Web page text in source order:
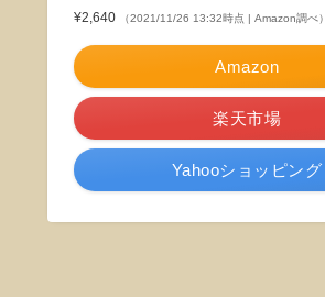
¥2,640 （2021/11/26 13:32時点 | Amazon調べ）
Amazon
楽天市場
Yahooショッピング